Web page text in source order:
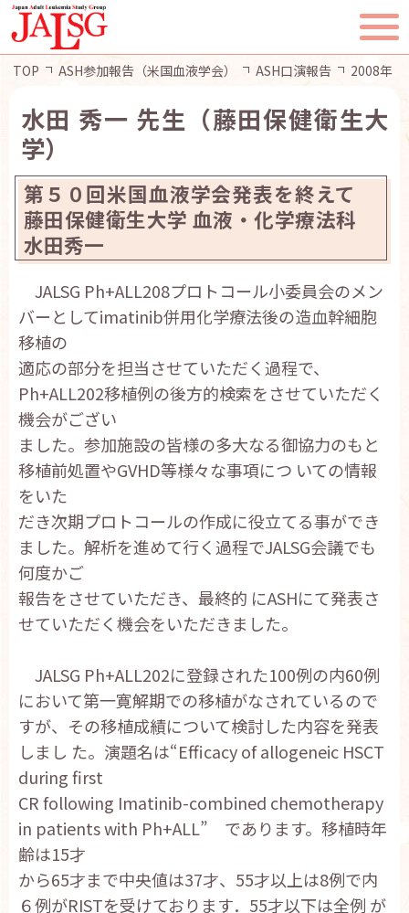
JALSGとは
活動報告
一般・患者様へ
会員ページ
お問い合わせ
English
TOP ASH参加報告（米国血液学会） ASH口演報告 2008年
水田 秀一 先生（藤田保健衛生大
学）
第５０回米国血液学会発表を終えて
藤田保健衛生大学 血液・化学療法科
水田秀一
JALSG Ph+ALL208プロトコール小委員会のメン
バーとしてimatinib併用化学療法後の造血幹細胞
移植の
適応の部分を担当させていただく過程で、
Ph+ALL202移植例の後方的検索をさせていただく
機会がござい
ました。参加施設の皆様の多大なる御協力のもと
移植前処置やGVHD等様々な事項につ いての情報
をいた
だき次期プロトコールの作成に役立てる事ができ
ました。解析を進めて行く過程でJALSG会議でも
何度かご
報告をさせていただき、最終的 にASHにて発表さ
せていただく機会をいただきました。
JALSG Ph+ALL202に登録された100例の内60例
において第一寛解期での移植がなされているので
すが、その移植成績について検討した内容を発表
しまし た。演題名は“Efficacy of allogeneic HSCT
during first
CR following Imatinib-combined chemotherapy
in patients with Ph+ALL” であります。移植時年
齢は15才
から65才まで中央値は37才、55才以上は8例で内
６例がRISTを受けております．55才以下は全例 が